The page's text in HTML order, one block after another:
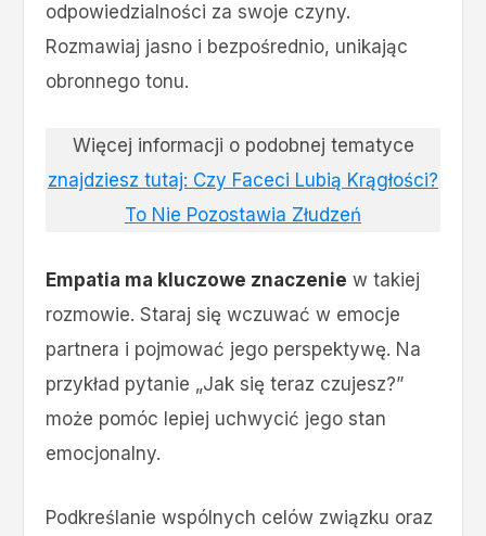
odpowiedzialności za swoje czyny.
Rozmawiaj jasno i bezpośrednio, unikając
obronnego tonu.
Więcej informacji o podobnej tematyce
znajdziesz tutaj: Czy Faceci Lubią Krągłości?
To Nie Pozostawia Złudzeń
Empatia ma kluczowe znaczenie w takiej
rozmowie. Staraj się wczuwać w emocje
partnera i pojmować jego perspektywę. Na
przykład pytanie „Jak się teraz czujesz?”
może pomóc lepiej uchwycić jego stan
emocjonalny.
Podkreślanie wspólnych celów związku oraz